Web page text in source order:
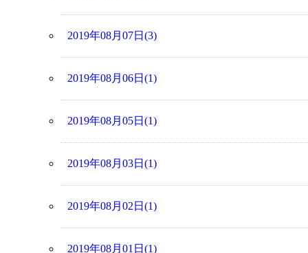
2019年08月07日(3)
2019年08月06日(1)
2019年08月05日(1)
2019年08月03日(1)
2019年08月02日(1)
2019年08月01日(1)